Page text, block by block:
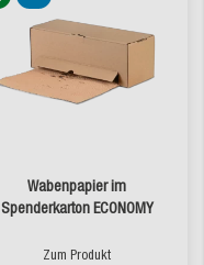
Wabenpapier im
Spenderkarton ECONOMY
Zum Produkt